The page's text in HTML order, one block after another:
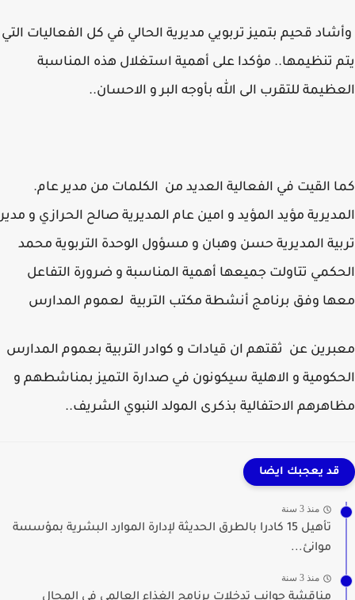
قحيم بتميز تربويي مديرية الحالي في كل الفعاليات التي
تنظيمها.. مؤكدا على أهمية استغلال هذه المناسبة
للتقرب الى الله بأوجه البر و الاحسان..
القيت في الفعالية العديد من الكلمات من مدير عام.
مؤيد المؤيد و امين عام المديرية صالح الحرازي و مدير
المديرية حسن وهبان و مسؤول الوحدة التربوية محمد
تتاولت جميعها أهمية المناسبة و ضرورة التفاعل
وفق برنامج أنشطة مكتب التربية لعموم المدارس
عن ثقتهم ان قيادات و كوادر التربية بعموم المدارس
و الاهلية سيكونون في صدارة التميز بمناشطهم و
الاحتفالية بذكرى المولد النبوي الشريف..
قد يعجبك ايضا
منذ 3 سنة
تأهيل 15 كادرا بالطرق الحديثة لإدارة الموارد البشرية بمؤسسة
موانئ...
منذ 3 سنة